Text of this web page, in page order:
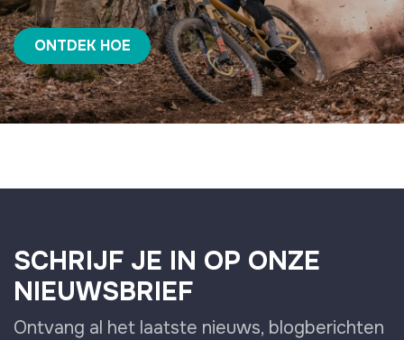
ONTDEK HOE
SCHRIJF JE IN OP ONZE
NIEUWSBRIEF
Ontvang al het laatste nieuws, blogberichten